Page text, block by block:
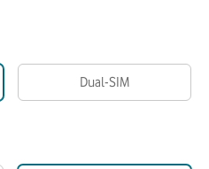
Dual-SIM